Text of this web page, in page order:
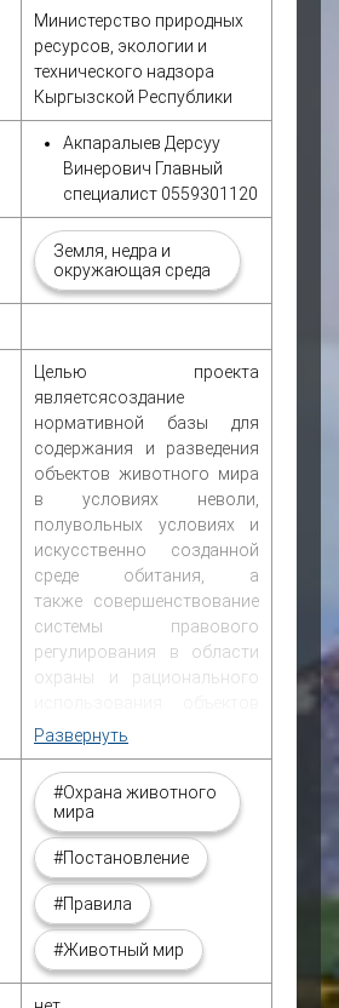
Министерство природных
ресурсов, экологии и
технического надзора
Кыргызской Республики
Акпаралыев Дерсуу
Винерович Главный
специалист 0559301120
Земля, недра и
окружающая среда
Целью проекта
являетсясоздание
нормативной базы для
содержания и разведения
объектов животного мира
в условиях неволи,
полувольных условиях и
искусственно созданной
среде обитания, а
также совершенствование
системы правового
регулирования в области
охраны и рационального
животного мира.
утверждение порядка
содержания и разведения
объектов животного мира,
устранение правовых
коллизий при применении
действующих такс
взысканий, обеспечение
баланса между
природоохранными
Развернуть
#Охрана животного
мира
#Постановление
#Правила
#Животный мир